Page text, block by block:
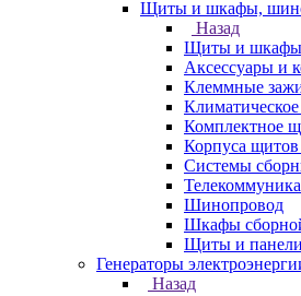
Щиты и шкафы,
Назад
Щиты и
Аксессуары и
Клеммные
Комплектное
Корпуса
Системы
Шинопровод
Шкафы
Щиты и панели
Генераторы
Назад